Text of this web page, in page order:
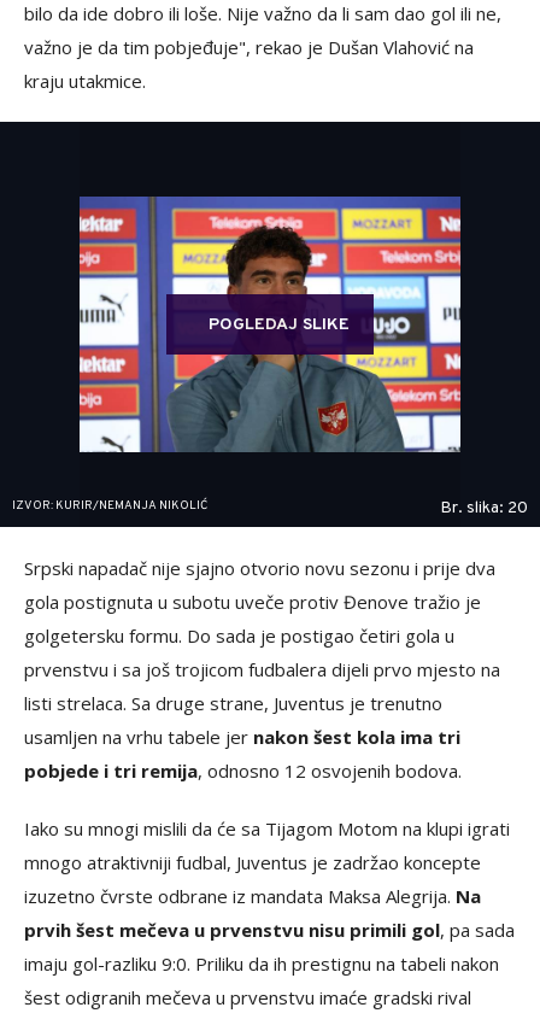
bilo da ide dobro ili loše. Nije važno da li sam dao gol ili ne,
važno je da tim pobjeđuje", rekao je Dušan Vlahović na
kraju utakmice.
POGLEDAJ SLIKE
IZVOR: KURIR/NEMANJA NIKOLIĆ Br. slika: 20
Srpski napadač nije sjajno otvorio novu sezonu i prije dva
gola postignuta u subotu uveče protiv Đenove tražio je
golgetersku formu. Do sada je postigao četiri gola u
prvenstvu i sa još trojicom fudbalera dijeli prvo mjesto na
listi strelaca. Sa druge strane, Juventus je trenutno
usamljen na vrhu tabele jer nakon šest kola ima tri
pobjede i tri remija, odnosno 12 osvojenih bodova.
Iako su mnogi mislili da će sa Tijagom Motom na klupi igrati
mnogo atraktivniji fudbal, Juventus je zadržao koncepte
izuzetno čvrste odbrane iz mandata Maksa Alegrija. Na
prvih šest mečeva u prvenstvu nisu primili gol, pa sada
imaju gol-razliku 9:0. Priliku da ih prestignu na tabeli nakon
šest odigranih mečeva u prvenstvu imaće gradski rival